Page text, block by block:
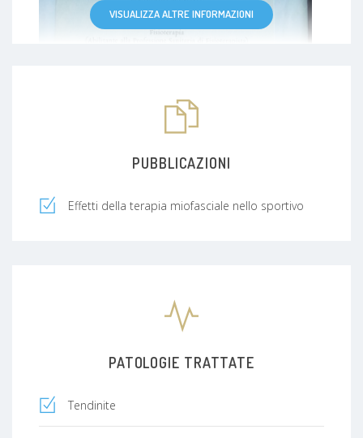
VISUALIZZA ALTRE INFORMAZIONI
PUBBLICAZIONI
Effetti della terapia miofasciale nello sportivo
PATOLOGIE TRATTATE
Tendinite